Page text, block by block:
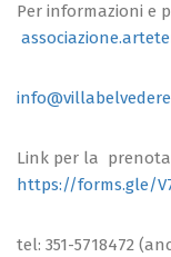
Per informazioni e
Link per la
https://forms.gle/
tel: 351-5718472